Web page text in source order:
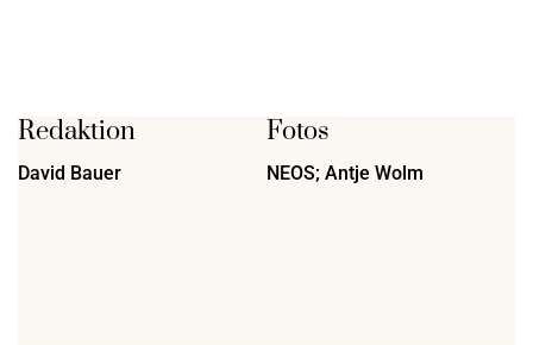
Redaktion
David Bauer
Fotos
NEOS; Antje Wolm